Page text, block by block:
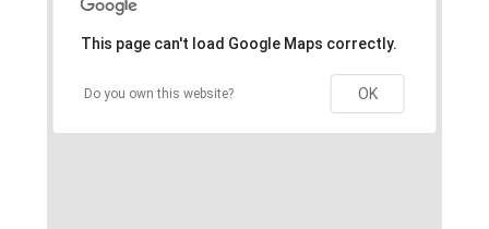
This page can't load Google Maps correctly.
Do you own this website? OK